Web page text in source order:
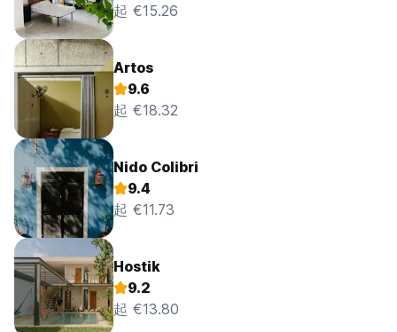
起 €15.26
Artos
9.6
起 €18.32
Nido Colibri
9.4
起 €11.73
Hostik
9.2
起 €13.80